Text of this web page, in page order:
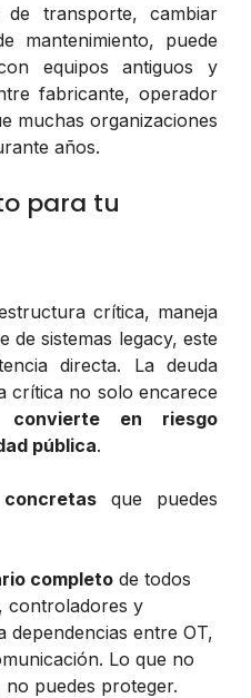
transporte, cambiar
mantenimiento, puede
equipos antiguos y
fabricante, operador
muchas organizaciones
años.
para tu
crítica, maneja
de sistemas legacy, este
directa. La deuda
crítica no solo encarece
convierte en riesgo
pública.
que puedes
completo de todos
controladores y
dependencias entre OT,
Lo que no
puedes proteger.